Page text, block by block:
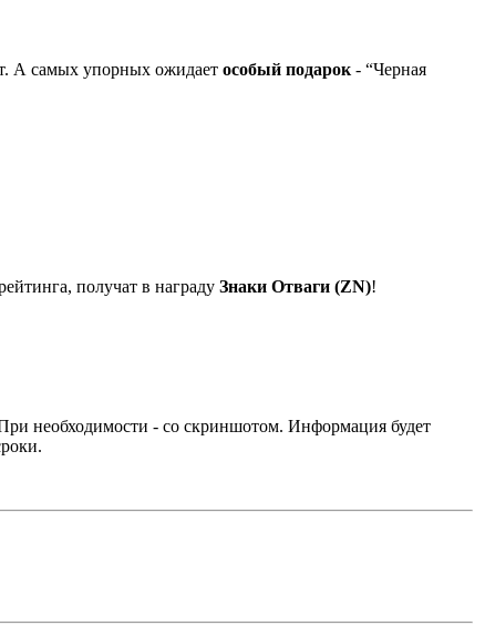
А самых упорных ожидает особый подарок- “Черная
получат в награду Знаки Отваги (ZN)!
необходимости - со скриншотом. Информация будет